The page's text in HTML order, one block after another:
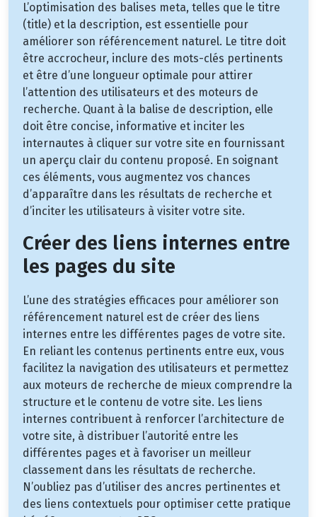
L’optimisation des balises meta, telles que le titre
(title) et la description, est essentielle pour
améliorer son référencement naturel. Le titre doit
être accrocheur, inclure des mots-clés pertinents
et être d’une longueur optimale pour attirer
l’attention des utilisateurs et des moteurs de
recherche. Quant à la balise de description, elle
doit être concise, informative et inciter les
internautes à cliquer sur votre site en fournissant
un aperçu clair du contenu proposé. En soignant
ces éléments, vous augmentez vos chances
d’apparaître dans les résultats de recherche et
d’inciter les utilisateurs à visiter votre site.
Créer des liens internes entre
les pages du site
L’une des stratégies efficaces pour améliorer son
référencement naturel est de créer des liens
internes entre les différentes pages de votre site.
En reliant les contenus pertinents entre eux, vous
facilitez la navigation des utilisateurs et permettez
aux moteurs de recherche de mieux comprendre la
structure et le contenu de votre site. Les liens
internes contribuent à renforcer l’architecture de
votre site, à distribuer l’autorité entre les
différentes pages et à favoriser un meilleur
classement dans les résultats de recherche.
N’oubliez pas d’utiliser des ancres pertinentes et
des liens contextuels pour optimiser cette pratique